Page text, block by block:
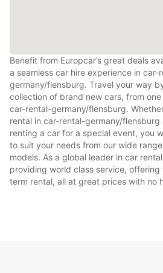
Benefit from Europcar’s great deals
a seamless car hire experience in car-
germany/flensburg. Travel your way
collection of brand new cars, from
car-rental-germany/flensburg.
rental in car-rental-germany/
renting a car for a special event, you
to suit your needs from our wide
models. As a global leader in car
providing world class service,
term rental, all at great prices with no